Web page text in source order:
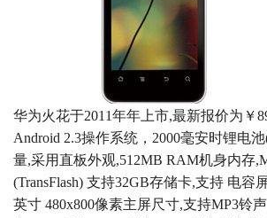
华为火花于2011年年上市,最新报价为￥
Android 2.3操作系统，2000毫安时锂电
量,采用直板外观,512MB RAM机身内存
(TransFlash) 支持32GB存储卡,支持 电容
英寸 480x800像素主屏尺寸,支持MP3铃